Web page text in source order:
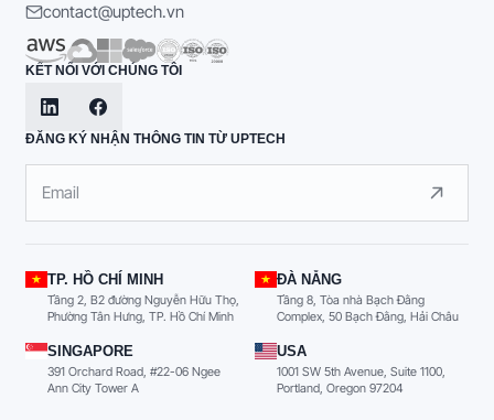
contact@uptech.vn
KẾT NỐI VỚI CHÚNG TÔI
ĐĂNG KÝ NHẬN THÔNG TIN TỪ UPTECH
TP. HỒ CHÍ MINH
Tầng 2, B2 đường Nguyễn Hữu Thọ,
Phường Tân Hưng, TP. Hồ Chí Minh
ĐÀ NẴNG
Tầng 8, Tòa nhà Bạch Đằng
Complex, 50 Bạch Đằng, Hải Châu
SINGAPORE
391 Orchard Road, #22-06 Ngee
Ann City Tower A
USA
1001 SW 5th Avenue, Suite 1100,
Portland, Oregon 97204